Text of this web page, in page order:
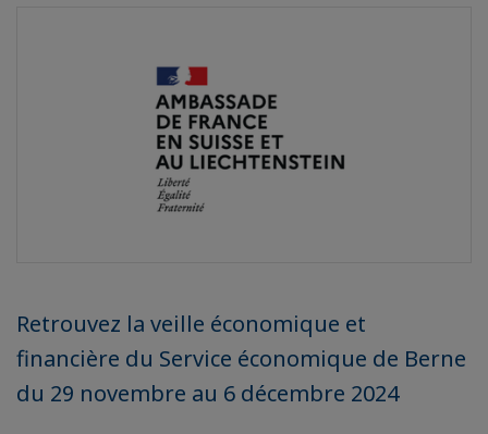
Retrouvez la veille économique et
financière du Service économique de Berne
du 29 novembre au 6 décembre 2024